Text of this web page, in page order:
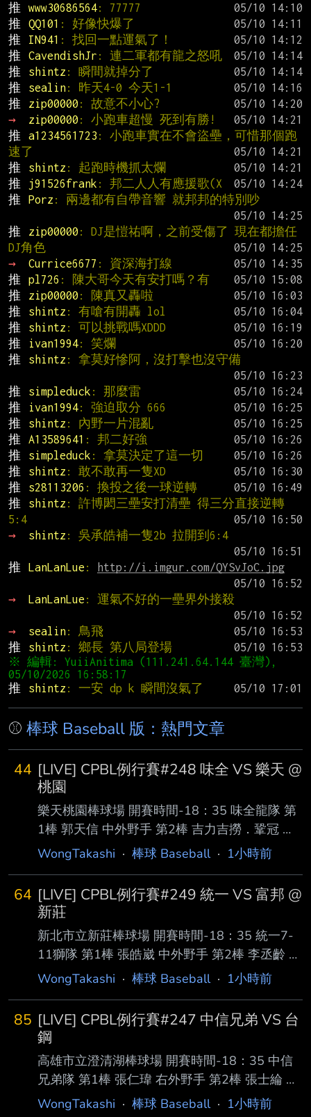
推 www30686564: 77777
推
QQ101 : 好像快爆了
推
IN941 : 找回一點運氣了！
推
CavendishJr : 連二軍都有龍之怒吼
推
shintz : 瞬間就掉分了
推
sealin: 昨天4-0 今天1-1
推
zip00000 : 故意不小心?
→
zip00000 : 小跑車超慢 死到有勝!
推
a1234561723 : 小跑車實在不會盜壘，可惜那個跑
速了
推
shintz : 起跑時機抓太爛
推
j91526frank : 邦二人人有應援歌(X
推
Porz : 兩邊都有自帶音響 就邦邦的特別吵
推
zip00000 : DJ是愷祐啊，之前受傷了 現在都擔任
DJ角色
→
Currice6677 : 資深海打線
推
pl726 : 陳大哥今天有安打嗎？有
推
zip00000 : 陳真又轟啦
推
shintz : 有嗆有開轟 lol
推
shintz : 可以挑戰嗎XDDD
推
ivan1994: 笑爛
推
shintz : 拿莫好慘阿，沒打擊也沒守備
推
simpleduck : 那麼雷
推
ivan1994: 強迫取分 666
推
shintz : 內野一片混亂
推
A13589641 : 邦二好強
推
simpleduck : 拿莫決定了這一切
推
shintz : 敢不敢再一隻XD
推
s28113206 : 換投之後一球逆轉
推
shintz : 許博閎三壘安打清壘 得三分直接逆轉
5:4
→
shintz : 吳承皓補一隻2b 拉開到6:4
推
LanLanLue :
http://i.imgur.com/QYSvJoC.jpg
→
LanLanLue : 運氣不好的一壘界外接殺
→
sealin: 鳥飛
推
shintz : 鄉長 第八局登場
※ 編輯: YuiiAnitima (111.241.64.144 臺灣),
推
shintz : 一安 dp k 瞬間沒氣了
⚾ 棒球 Baseball 版：熱門文章
44 [LIVE] CPBL例行賽#248 味全 VS 樂天 @
桃園
樂天桃園棒球場 開賽時間-18：35 味全龍隊 第
1棒 郭天信 中外野手 第2棒 吉力吉撈．鞏冠 指
定打擊 第3棒 朱育賢 一壘手 第4棒 劉基鴻 三壘
7棒 張祐嘉 右外野手 第8棒 蔣少宏 捕手 第9棒
陳子豪 左外野手 先發投手 鋼龍 樂天桃猿隊 第1
棒 陳晨威 右外野手 第2棒 林政華 中外野手 第3
棒 威 克 指定打擊 第4棒 林智平 一壘手 第5棒
張趙紘 左外野手 第6棒 林子偉 二壘手 第7棒 梁
家榮 三壘手 第8棒 嚴宏鈞 捕手 第9棒
WongTakashi · 棒球 Baseball· 1小時前
64 [LIVE] CPBL例行賽#249 統一 VS 富邦 @
新莊
新北市立新莊棒球場 開賽時間-18：35 統一7-
11獅隊 第1棒 張皓崴 中外野手 第2棒 李丞齡 右
外野手 第3棒 陳傑憲 左外野手 第4棒 陳鏞基 指
手 第7棒 陳聖平 游擊手 第8棒 張 翔 捕手 第9
棒 林泓弦 二壘手 先發投手 布雷克 富邦悍將隊
第1棒 孔念恩 中外野手 第2棒 林澤彬 二壘手 第
3棒 張育成 指定打擊 第4棒 范國宸 一壘手 第5
棒 王苡丞 右外野手 第6棒 董子恩 三壘手 第7棒
戴培峰 捕手 第8棒 高 捷 左外野手
WongTakashi · 棒球 Baseball· 1小時前
85 [LIVE] CPBL例行賽#247 中信兄弟 VS 台
鋼
高雄市立澄清湖棒球場 開賽時間-18：35 中信
兄弟隊 第1棒 張仁瑋 右外野手 第2棒 張士綸 三
壘手 第3棒 陳俊秀 一壘手 第4棒 詹子賢 左外野
WongTakashi · 棒球 Baseball· 1小時前